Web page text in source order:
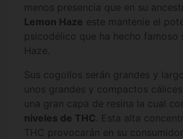
menos presencia que en su
Lemon Haze este mantenie el
psicodélico que ha hecho famoso
Haze.
Sus cogollos serán grandes y
unos grandes y compactos
una gran capa de resina la cual
niveles de THC . Esta alta
THC provocarán en su